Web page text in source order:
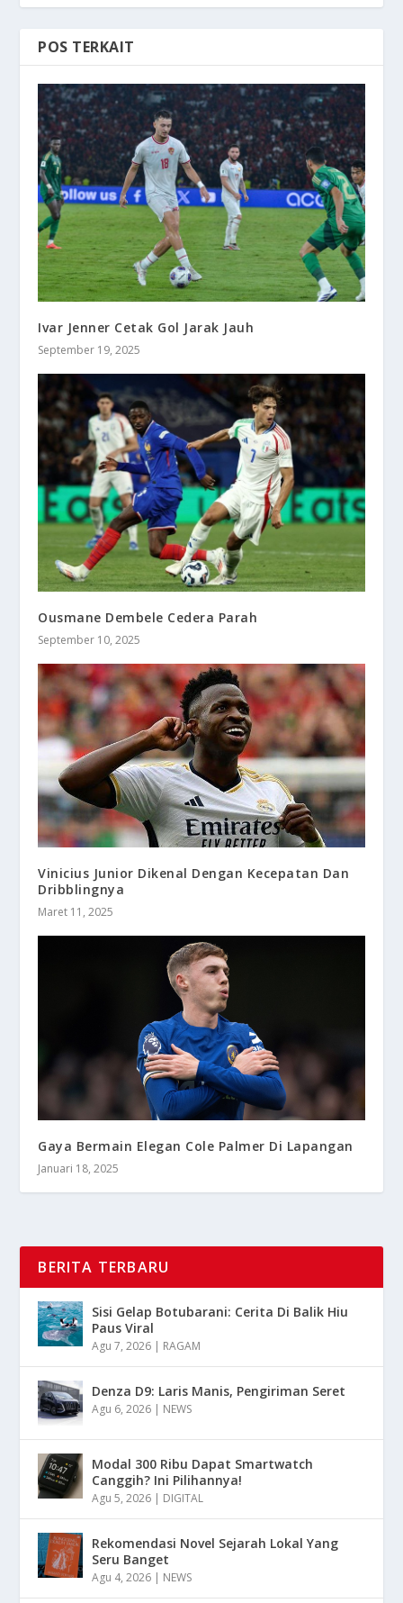
POS TERKAIT
Ivar Jenner Cetak Gol Jarak Jauh
September 19, 2025
Ousmane Dembele Cedera Parah
September 10, 2025
Vinicius Junior Dikenal Dengan Kecepatan Dan
Dribblingnya
Maret 11, 2025
Gaya Bermain Elegan Cole Palmer Di Lapangan
Januari 18, 2025
BERITA TERBARU
Sisi Gelap Botubarani: Cerita Di Balik Hiu
Paus Viral
Agu 7, 2026 | RAGAM
Denza D9: Laris Manis, Pengiriman Seret
Agu 6, 2026 | NEWS
Modal 300 Ribu Dapat Smartwatch
Canggih? Ini Pilihannya!
Agu 5, 2026 | DIGITAL
Rekomendasi Novel Sejarah Lokal Yang
Seru Banget
Agu 4, 2026 | NEWS